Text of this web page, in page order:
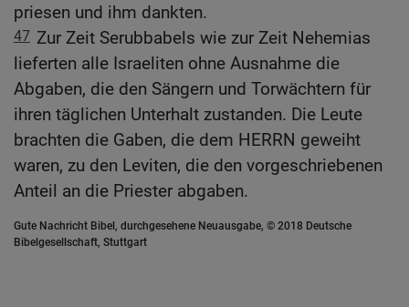
priesen und ihm dankten.
47 Zur Zeit Serubbabels wie zur Zeit Nehemias
lieferten alle Israeliten ohne Ausnahme die
Abgaben, die den Sängern und Torwächtern für
ihren täglichen Unterhalt zustanden. Die Leute
brachten die Gaben, die dem HERRN geweiht
waren, zu den Leviten, die den vorgeschriebenen
Anteil an die Priester abgaben.
Gute Nachricht Bibel, durchgesehene Neuausgabe, © 2018 Deutsche
Bibelgesellschaft, Stuttgart